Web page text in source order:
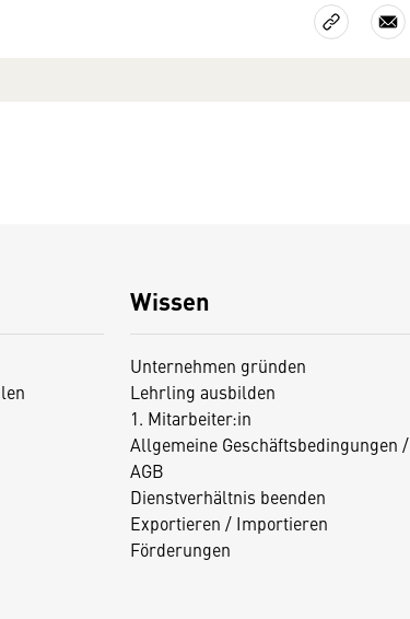
Wissen
Unternehmen gründen
Lehrling ausbilden
1. Mitarbeiter:in
Allgemeine Geschäftsbedingungen /
AGB
Dienstverhältnis beenden
Exportieren / Importieren
Förderungen